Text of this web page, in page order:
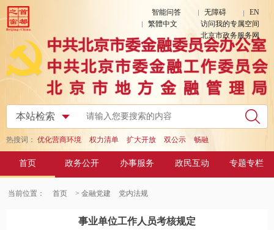
智能问答 无障碍
EN
繁體中文
访问我的专属空间
北京市政务服务网
热搜词： 优化营商环境 权力清单 扩大开放 双公示 畅融
首页 政务公开 办事服务 政民互动 专题专栏
当前位置： 首页 > 金融党建 党内法规
事业单位工作人员考核规定